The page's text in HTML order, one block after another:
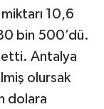
10,6
bin 500’dü.
Antalya
olursak
dolara